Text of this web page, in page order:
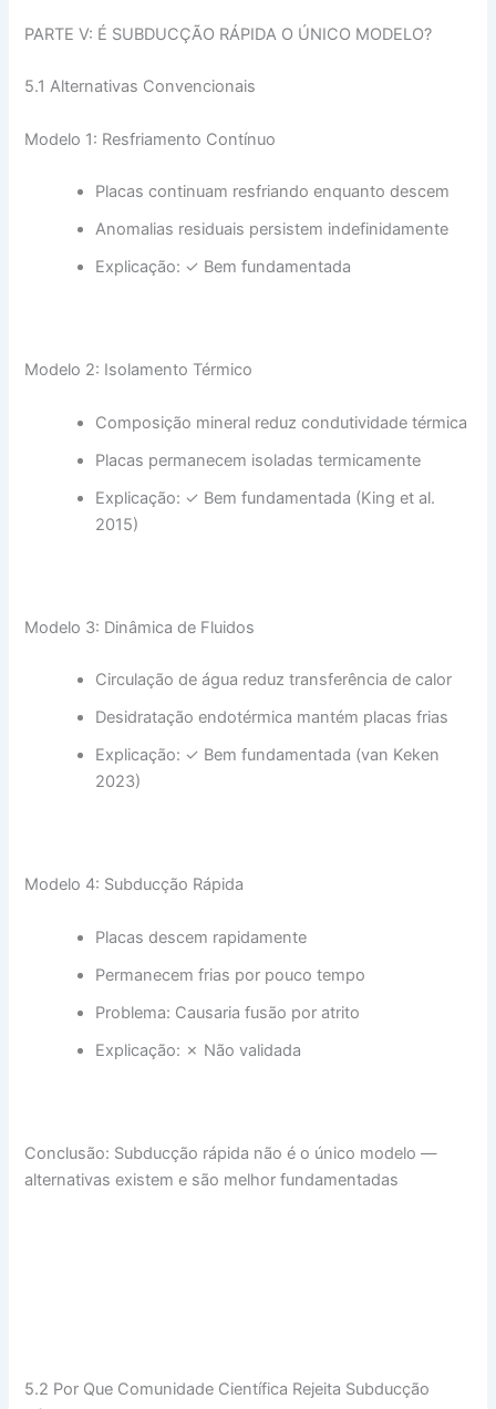
PARTE V: É SUBDUCÇÃO RÁPIDA O ÚNICO MODELO?
5.1 Alternativas Convencionais
Modelo 1: Resfriamento Contínuo
Placas continuam resfriando enquanto descem
Anomalias residuais persistem indefinidamente
Explicação: ✓ Bem fundamentada
Modelo 2: Isolamento Térmico
Composição mineral reduz condutividade térmica
Placas permanecem isoladas termicamente
Explicação: ✓ Bem fundamentada (King et al.
2015)
Modelo 3: Dinâmica de Fluidos
Circulação de água reduz transferência de calor
Desidratação endotérmica mantém placas frias
Explicação: ✓ Bem fundamentada (van Keken
2023)
Modelo 4: Subducção Rápida
Placas descem rapidamente
Permanecem frias por pouco tempo
Problema: Causaria fusão por atrito
Explicação: ✗ Não validada
Conclusão: Subducção rápida não é o único modelo —
alternativas existem e são melhor fundamentadas
5.2 Por Que Comunidade Científica Rejeita Subducção